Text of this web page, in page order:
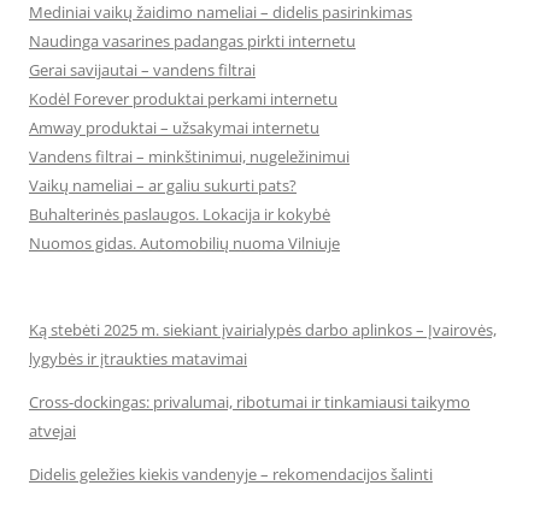
Mediniai vaikų žaidimo nameliai – didelis pasirinkimas
Naudinga vasarines padangas pirkti internetu
Gerai savijautai – vandens filtrai
Kodėl Forever produktai perkami internetu
Amway produktai – užsakymai internetu
Vandens filtrai – minkštinimui, nugeležinimui
Vaikų nameliai – ar galiu sukurti pats?
Buhalterinės paslaugos. Lokacija ir kokybė
Nuomos gidas. Automobilių nuoma Vilniuje
Ką stebėti 2025 m. siekiant įvairialypės darbo aplinkos – Įvairovės,
lygybės ir įtraukties matavimai
Cross-dockingas: privalumai, ribotumai ir tinkamiausi taikymo
atvejai
Didelis geležies kiekis vandenyje – rekomendacijos šalinti